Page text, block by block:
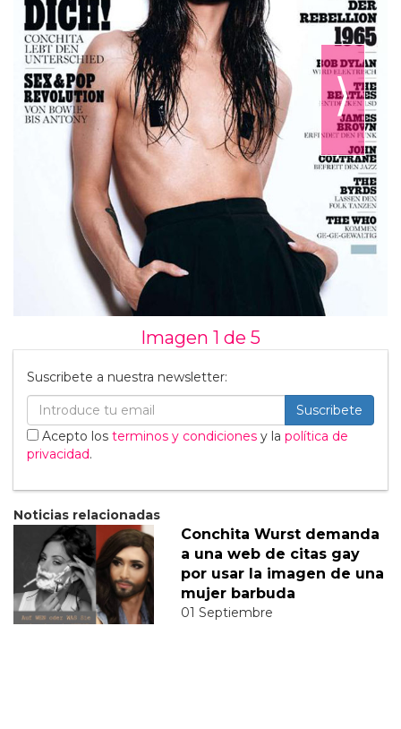
⟩
Imagen 1 de 5
Suscribete a nuestra newsletter:
Suscribete
Acepto los terminos y condiciones y la política de
privacidad.
Noticias relacionadas
Conchita Wurst demanda
a una web de citas gay
por usar la imagen de una
mujer barbuda
01 Septiembre